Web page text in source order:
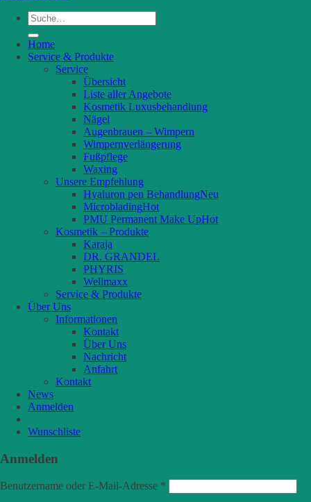
Suche
nach:
Home
Service & Produkte
Service
Übersicht
Liste aller Angebote
Kosmetik Luxusbehandlung
Nägel
Augenbrauen – Wimpern
Wimpernverlängerung
Fußpflege
Waxing
Unsere Empfehlung
Hyaluron pen Behandlung
Microblading
PMU Permanent Make Up
Kosmetik – Produkte
Karaja
DR. GRANDEL
PHYRIS
Wellmaxx
Service & Produkte
Über Uns
Informationen
Kontakt
Über Uns
Nachricht
Anfahrt
Kontakt
News
Anmelden
Wunschliste
Anmelden
Benutzername oder E-Mail-Adresse *